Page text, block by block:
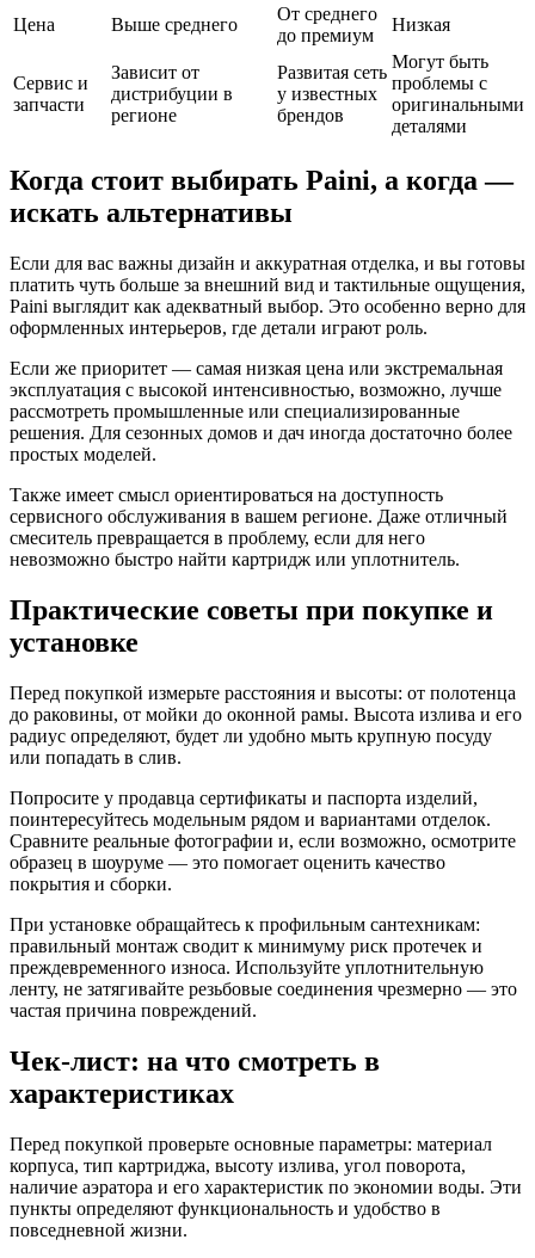
Цена Выше среднего
От среднего
до премиум
Низкая
Сервис и
запчасти
Зависит от
дистрибуции в
регионе
Развитая сеть
у известных
брендов
Могут быть
проблемы с
оригинальными
деталями
Когда стоит выбирать Paini, а когда —
искать альтернативы
Если для вас важны дизайн и аккуратная отделка, и вы готовы
платить чуть больше за внешний вид и тактильные ощущения,
Paini выглядит как адекватный выбор. Это особенно верно для
оформленных интерьеров, где детали играют роль.
Если же приоритет — самая низкая цена или экстремальная
эксплуатация с высокой интенсивностью, возможно, лучше
рассмотреть промышленные или специализированные
решения. Для сезонных домов и дач иногда достаточно более
простых моделей.
Также имеет смысл ориентироваться на доступность
сервисного обслуживания в вашем регионе. Даже отличный
смеситель превращается в проблему, если для него
невозможно быстро найти картридж или уплотнитель.
Практические советы при покупке и
установке
Перед покупкой измерьте расстояния и высоты: от полотенца
до раковины, от мойки до оконной рамы. Высота излива и его
радиус определяют, будет ли удобно мыть крупную посуду
или попадать в слив.
Попросите у продавца сертификаты и паспорта изделий,
поинтересуйтесь модельным рядом и вариантами отделок.
Сравните реальные фотографии и, если возможно, осмотрите
образец в шоуруме — это помогает оценить качество
покрытия и сборки.
При установке обращайтесь к профильным сантехникам:
правильный монтаж сводит к минимуму риск протечек и
преждевременного износа. Используйте уплотнительную
ленту, не затягивайте резьбовые соединения чрезмерно — это
частая причина повреждений.
Чек-лист: на что смотреть в
характеристиках
Перед покупкой проверьте основные параметры: материал
корпуса, тип картриджа, высоту излива, угол поворота,
наличие аэратора и его характеристик по экономии воды. Эти
пункты определяют функциональность и удобство в
повседневной жизни.